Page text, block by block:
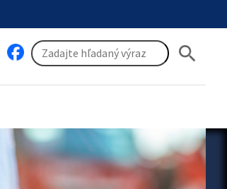
search